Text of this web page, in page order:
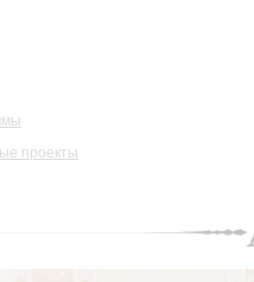
проекты